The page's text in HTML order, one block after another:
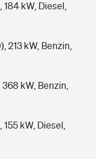
kW, Diesel,
213 kW, Benzin,
kW, Benzin,
kW, Diesel,